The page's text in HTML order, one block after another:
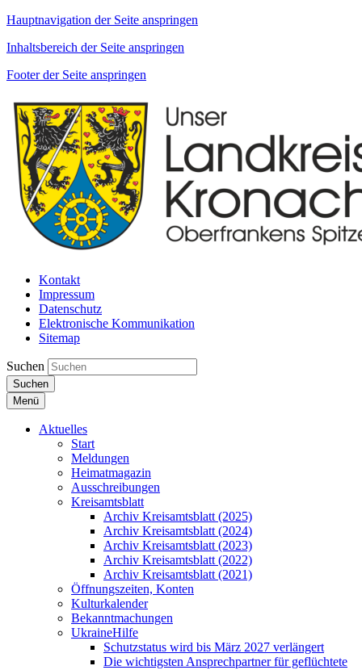
Hauptnavigation der Seite anspringen
Inhaltsbereich der Seite anspringen
Footer der Seite anspringen
Kontakt
Impressum
Datenschutz
Elektronische Kommunikation
Sitemap
Suchen
Suchen
Menü
Aktuelles
Start
Meldungen
Heimatmagazin
Ausschreibungen
Kreisamtsblatt
Archiv Kreisamtsblatt (2025)
Archiv Kreisamtsblatt (2024)
Archiv Kreisamtsblatt (2023)
Archiv Kreisamtsblatt (2022)
Archiv Kreisamtsblatt (2021)
Öffnungszeiten, Konten
Kulturkalender
Bekanntmachungen
UkraineHilfe
Schutzstatus wird bis März 2027 verlängert
Die wichtigsten Ansprechpartner für geflüchtete